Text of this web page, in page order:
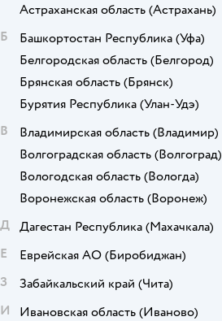
Астраханская область (Астрахань)
Б
Башкортостан Республика (Уфа)
Белгородская область (Белгород)
Брянская область (Брянск)
Бурятия Республика (Улан-Удэ)
В
Владимирская область (Владимир)
Волгоградская область (Волгоград)
Вологодская область (Вологда)
Воронежская область (Воронеж)
Д Дагестан Республика (Махачкала)
Е
Еврейская АО (Биробиджан)
З
Забайкальский край (Чита)
И
Ивановская область (Иваново)